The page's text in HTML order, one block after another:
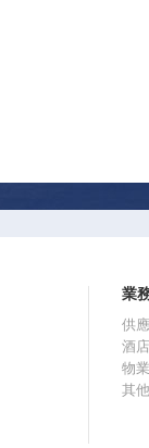
業
供
酒
物
其